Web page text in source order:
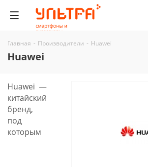
Главная - Производители - Huawei
Huawei
Huawei —
китайский
бренд,
под
которым